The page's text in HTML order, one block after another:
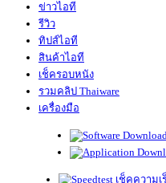
ข่าวไอที
รีวิว
ทิปส์ไอที
สินค้าไอที
เช็ครอบหนัง
รวมคลิป Thaiware
เครื่องมือ
เช็คความเ